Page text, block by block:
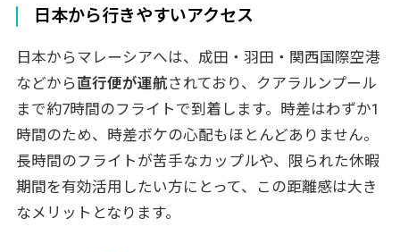
スパとウェルネス体験
グルメ体験
マレーシア新婚旅行の持ち物と準備
必須の持ち物
服装と季節に応じた準備
実際にマレーシア新婚旅行を楽しんだお客様
の声
マレーシア新婚旅行を成功させるコツ
日本から行きやすいアクセス
日本からマレーシアへは、成田・羽田・関西国際空港
などから直行便が運航されており、クアラルンプール
まで約7時間のフライトで到着します。時差はわずか1
時間のため、時差ボケの心配もほとんどありません。
長時間のフライトが苦手なカップルや、限られた休暇
期間を有効活用したい方にとって、この距離感は大き
なメリットとなります。